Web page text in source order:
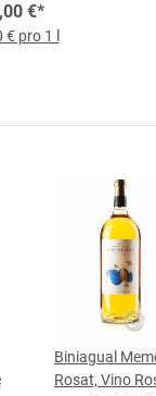
l-Flasche
€*
pro 1 l
Biniagual
Rosat, Vino